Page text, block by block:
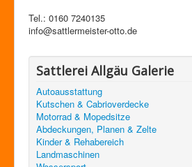
Sitemap
Impressum
Datenschutzerklärung
Haftungsausschluss
Tel.: 0160 7240135
info@sattlermeister-otto.de
Sattlerei Allgäu Galerie
Autoausstattung
Kutschen & Cabrioverdecke
Motorrad & Mopedsitze
Abdeckungen, Planen & Zelte
Kinder & Rehabereich
Landmaschinen